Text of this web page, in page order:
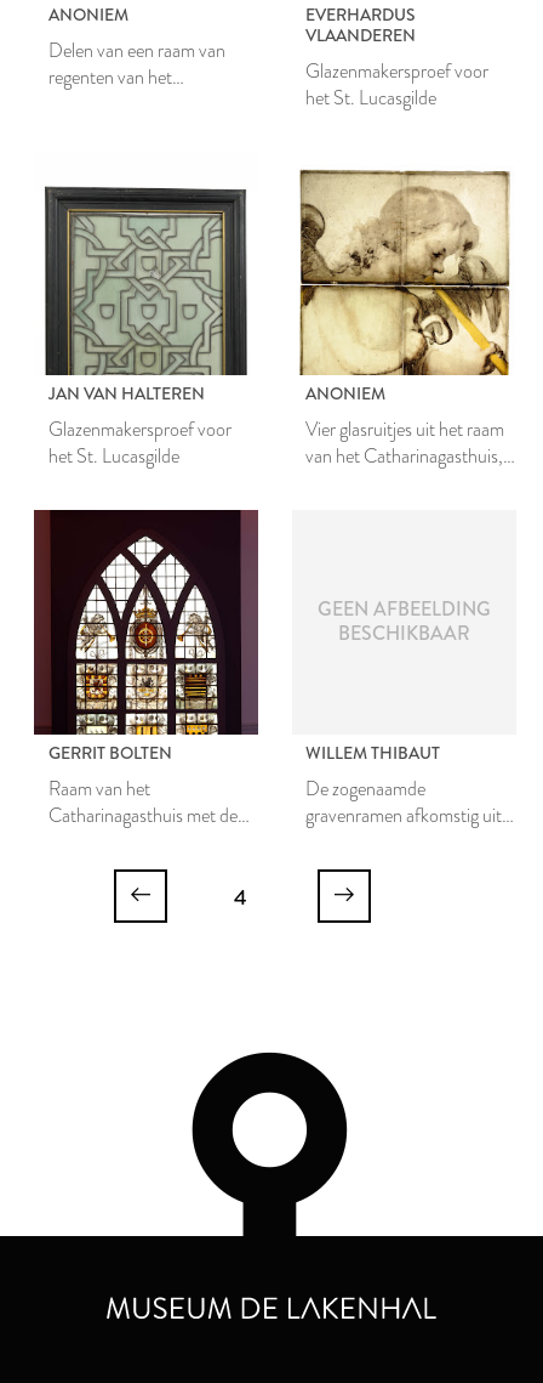
ANONIEM
Delen van een raam van
regenten van het
EVERHARDUS
VLAANDEREN
Glazenmakersproef voor
het St. Lucasgilde
JAN VAN HALTEREN
Glazenmakersproef voor
het St. Lucasgilde
ANONIEM
Vier glasruitjes uit het raam
van het Catharinagasthuis,
GERRIT BOLTEN
Raam van het
Catharinagasthuis met de
zes regenten
GEEN AFBEELDING
BESCHIKBAAR
WILLEM THIBAUT
De zogenaamde
gravenramen afkomstig uit
4